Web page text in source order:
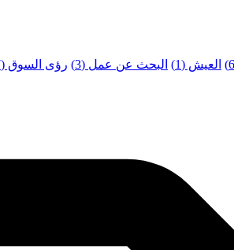
العيش (1) البحث عن عمل (3) رؤى السوق (7)